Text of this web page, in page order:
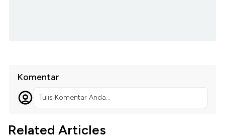
Komentar
Tulis Komentar Anda...
Related Articles